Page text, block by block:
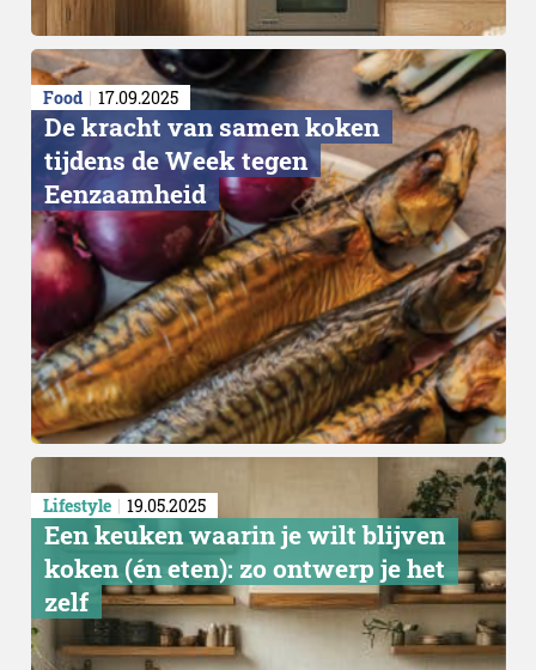
Food 17.09.2025
De kracht van samen koken
tijdens de Week tegen
Eenzaamheid
Lifestyle 19.05.2025
Een keuken waarin je wilt blijven
koken (én eten): zo ontwerp je het
zelf